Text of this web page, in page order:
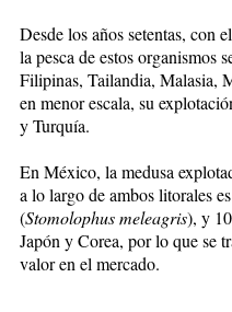
Desde los años setentas, con
la pesca de estos organismos
Filipinas, Tailandia, Malasia,
en menor escala, su
y Turquía.
En México, la medusa
a lo largo de ambos litorales
(Stomolophus meleagris), y
Japón y Corea, por lo que se
valor en el mercado.